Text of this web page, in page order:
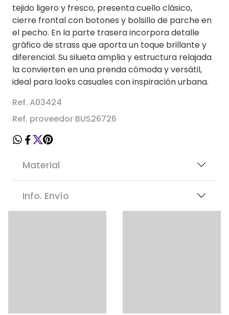
tejido ligero y fresco, presenta cuello clásico,
cierre frontal con botones y bolsillo de parche en
el pecho. En la parte trasera incorpora detalle
gráfico de strass que aporta un toque brillante y
diferencial. Su silueta amplia y estructura relajada
la convierten en una prenda cómoda y versátil,
ideal para looks casuales con inspiración urbana.
Ref. A03424
Ref. proveedor BUS26726
Material
Info. Envío